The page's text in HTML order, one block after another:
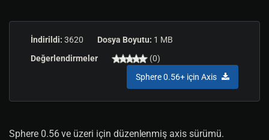
İndirildi: 3620 Dosya Boyutu: 1 MB
Değerlendirmeler
(0)
Sphere 0.56+ için Axis
Sphere 0.56 ve üzeri için düzenlenmiş axis sürümü.